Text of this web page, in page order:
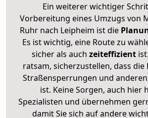
Ein weiterer wichtiger
Vorbereitung eines Umzugs von
Ruhr nach Leipheim ist die
Es ist wichtig, eine Route zu
sicher als auch zeiteffizient
ratsam, sicherzustellen, dass die
Straßensperrungen und
ist. Keine Sorgen, auch hier
Spezialisten und übernehmen
damit Sie sich auf andere